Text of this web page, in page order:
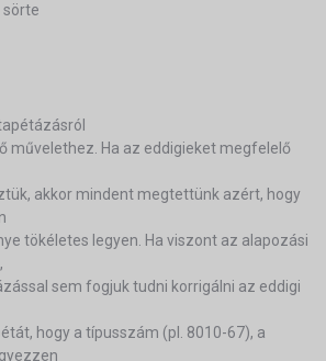
sörte
művelethez. Ha az eddigieket megfelelő
akkor mindent megtettünk azért, hogy
tökéletes legyen. Ha viszont az alapozási
sem fogjuk tudni korrigálni az eddigi
hogy a típusszám (pl. 8010-67), a